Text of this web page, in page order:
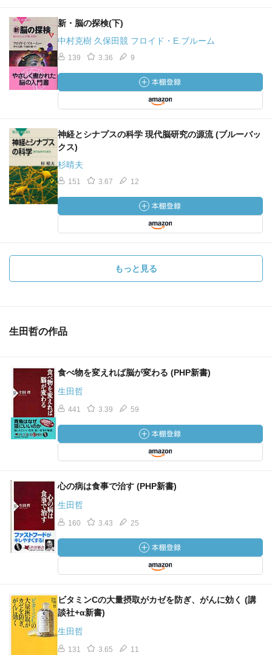
新・脳の探検(下)
中村克樹 久保田競 フロイド・E.ブルーム
139 3.36 9
神経とシナプスの科学 現代脳研究の源流 (ブルーバッ
クス)
杉晴夫
151 3.67 12
もっと見る
生田哲の作品
食べ物を変えれば脳が変わる (PHP新書)
生田哲
441 3.39 59
心の病は食事で治す (PHP新書)
生田哲
160 3.43 25
ビタミンCの大量摂取がカゼを防ぎ、がんに効く (講
談社+α新書)
生田哲
131 3.65 11